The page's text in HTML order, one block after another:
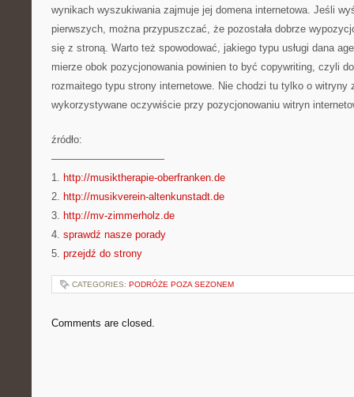
wynikach wyszukiwania zajmuje jej domena internetowa. Jeśli
pierwszych, można przypuszczać, że pozostała dobrze
się z stroną. Warto też spowodować, jakiego typu usługi dana
mierze obok pozycjonowania powinien to być copywriting, czyli
rozmaitego typu strony internetowe. Nie chodzi tu tylko o witryny
wykorzystywane oczywiście przy pozycjonowaniu witryn
źródło:
———————————
1. http://musiktherapie-oberfranken.de
2. http://musikverein-altenkunstadt.de
3. http://mv-zimmerholz.de
4. sprawdź nasze porady
5. przejdź do strony
CATEGORIES: PODRÓŻE POZA SEZONEM
Comments are closed.